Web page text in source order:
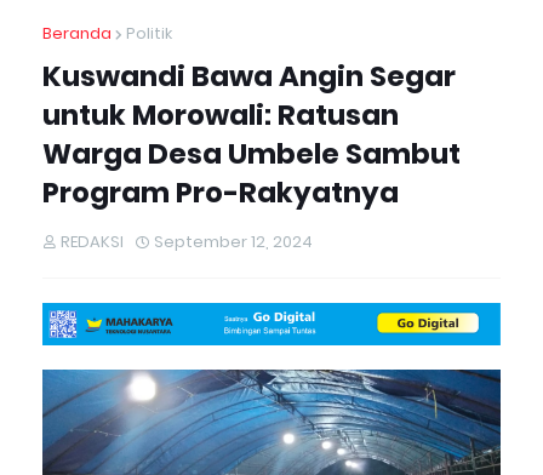
Beranda Politik
Kuswandi Bawa Angin Segar
untuk Morowali: Ratusan
Warga Desa Umbele Sambut
Program Pro-Rakyatnya
REDAKSI September 12, 2024